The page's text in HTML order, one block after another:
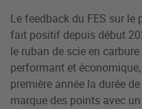
Le feedback du FES sur
fait positif depuis début
le ruban de scie en carbure
performant et
première année la durée
marque des points avec